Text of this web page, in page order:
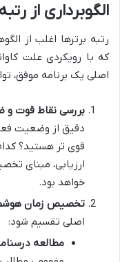
الگوبرداری از
رتبه برترها اغلب از
که با رویکردی علت
اصلی یک برنامه موفق،
بررسی نقاط قوت
دقیق از وضعیت
قوی تر هستید؟
ارزیابی، مبنای
خواهد بود.
تخصیص زمان
اصلی تقسیم شود:
مطالعه